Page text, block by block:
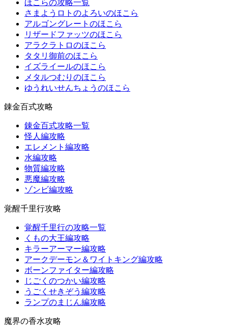
ほこらの攻略一覧
さまようロトのよろいのほこら
アルゴングレートのほこら
リザードファッツのほこら
アラクラトロのほこら
タタリ御前のほこら
イズライールのほこら
メタルつむりのほこら
ゆうれいせんちょうのほこら
錬金百式攻略
錬金百式攻略一覧
怪人編攻略
エレメント編攻略
水編攻略
物質編攻略
悪魔編攻略
ゾンビ編攻略
覚醒千里行攻略
覚醒千里行の攻略一覧
くもの大王編攻略
キラーアーマー編攻略
アークデーモン＆ワイトキング編攻略
ボーンファイター編攻略
じごくのつかい編攻略
うごくせきぞう編攻略
ランプのまじん編攻略
魔界の香水攻略